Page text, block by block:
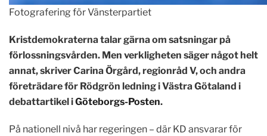
Fotografering för Vänsterpartiet
Kristdemokraterna talar gärna om satsningar på
förlossningsvården. Men verkligheten säger något helt
annat, skriver Carina Örgård, regionråd V, och andra
företrädare för Rödgrön ledning i Västra Götaland i
debattartikel iGöteborgs-Posten.
På nationell nivå har regeringen – där KD ansvarar för